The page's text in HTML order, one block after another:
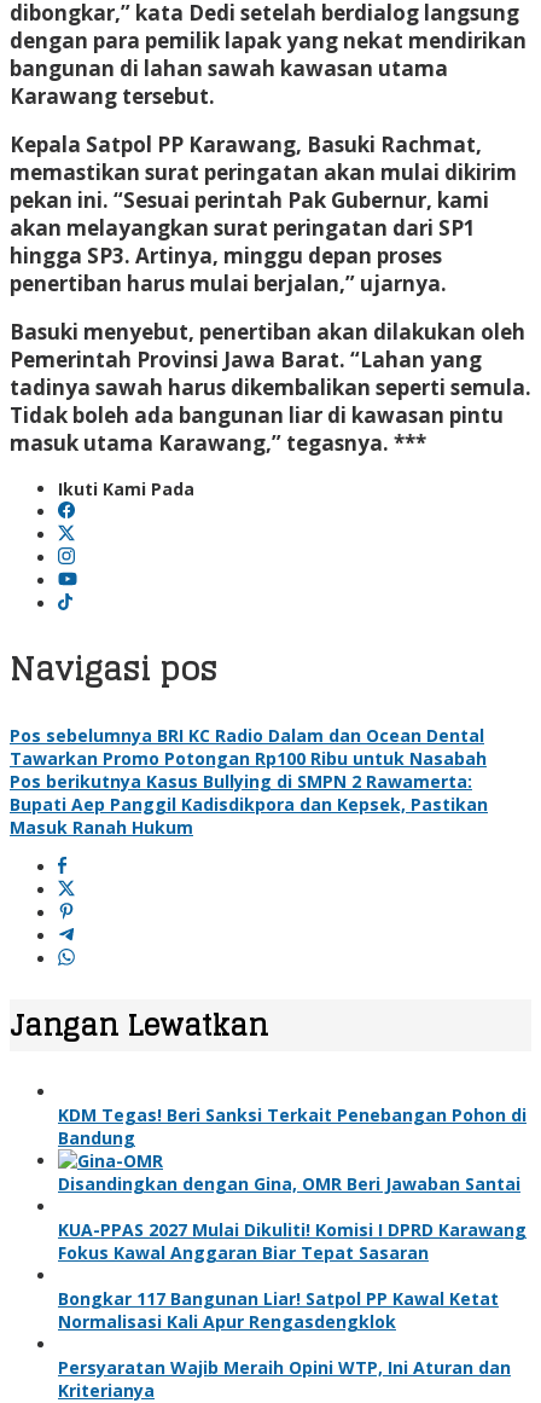
dibongkar,” kata Dedi setelah berdialog langsung
dengan para pemilik lapak yang nekat mendirikan
bangunan di lahan sawah kawasan utama
Karawang tersebut.
Kepala Satpol PP Karawang, Basuki Rachmat,
memastikan surat peringatan akan mulai dikirim
pekan ini. “Sesuai perintah Pak Gubernur, kami
akan melayangkan surat peringatan dari SP1
hingga SP3. Artinya, minggu depan proses
penertiban harus mulai berjalan,” ujarnya.
Basuki menyebut, penertiban akan dilakukan oleh
Pemerintah Provinsi Jawa Barat. “Lahan yang
tadinya sawah harus dikembalikan seperti semula.
Tidak boleh ada bangunan liar di kawasan pintu
masuk utama Karawang,” tegasnya. ***
Ikuti Kami Pada
Navigasi pos
Pos sebelumnya BRI KC Radio Dalam dan Ocean Dental
Tawarkan Promo Potongan Rp100 Ribu untuk Nasabah
Pos berikutnya Kasus Bullying di SMPN 2 Rawamerta:
Bupati Aep Panggil Kadisdikpora dan Kepsek, Pastikan
Masuk Ranah Hukum
Jangan Lewatkan
KDM Tegas! Beri Sanksi Terkait Penebangan Pohon di
Bandung
Disandingkan dengan Gina, OMR Beri Jawaban Santai
KUA-PPAS 2027 Mulai Dikuliti! Komisi I DPRD Karawang
Fokus Kawal Anggaran Biar Tepat Sasaran
Bongkar 117 Bangunan Liar! Satpol PP Kawal Ketat
Normalisasi Kali Apur Rengasdengklok
Persyaratan Wajib Meraih Opini WTP, Ini Aturan dan
Kriterianya